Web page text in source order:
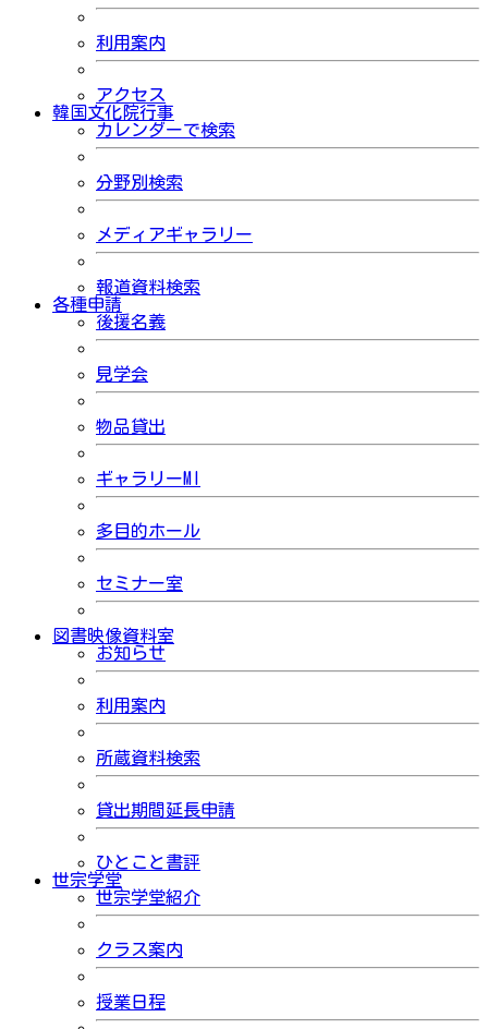
利用案内
アクセス
韓国文化院行事
カレンダーで検索
分野別検索
メディアギャラリー
報道資料検索
各種申請
後援名義
見学会
物品貸出
ギャラリーMI
多目的ホール
セミナー室
図書映像資料室
お知らせ
利用案内
所蔵資料検索
貸出期間延長申請
ひとこと書評
世宗学堂
世宗学堂紹介
クラス案内
授業日程